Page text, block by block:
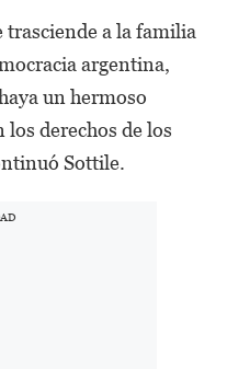
a la familia
argentina,
un hermoso
derechos de los
Sottile.